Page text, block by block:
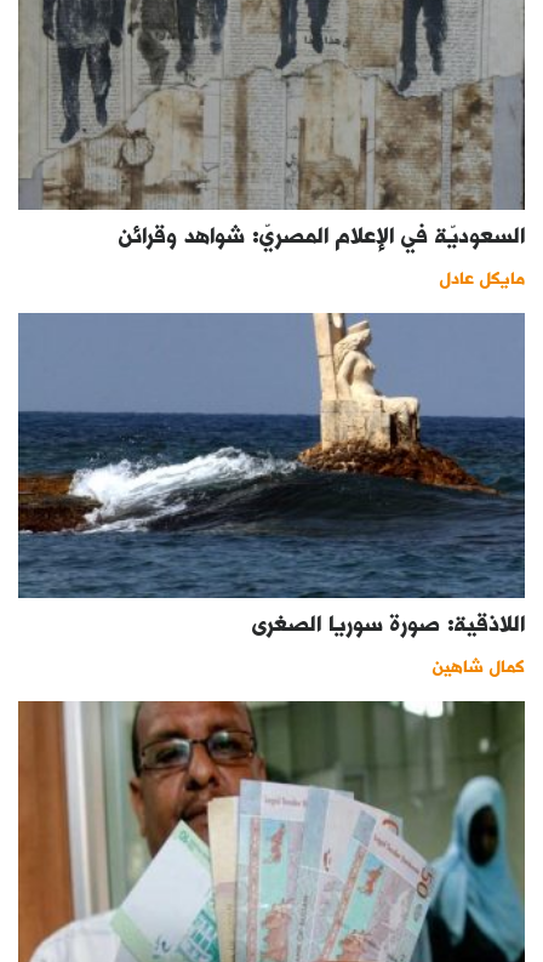
السعوديّة في الإعلام المصريّ: شواهد وقرائن
مايكل عادل
اللاذقية: صورة سوريا الصغرى
كمال شاهين